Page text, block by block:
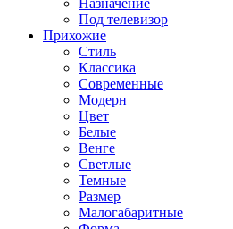
Назначение
Под телевизор
Прихожие
Стиль
Классика
Современные
Модерн
Цвет
Белые
Венге
Светлые
Темные
Размер
Малогабаритные